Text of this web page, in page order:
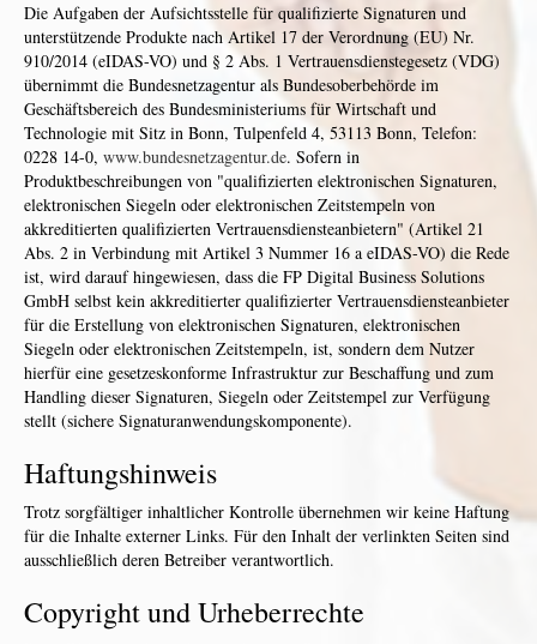
Die Aufgaben der Aufsichtsstelle für qualifizierte Signaturen und
unterstützende Produkte nach Artikel 17 der Verordnung (EU) Nr.
910/2014 (eIDAS-VO) und § 2 Abs. 1 Vertrauensdienstegesetz (VDG)
übernimmt die Bundesnetzagentur als Bundesoberbehörde im
Geschäftsbereich des Bundesministeriums für Wirtschaft und
Technologie mit Sitz in Bonn, Tulpenfeld 4, 53113 Bonn, Telefon:
0228 14-0, www.bundesnetzagentur.de. Sofern in
Produktbeschreibungen von "qualifizierten elektronischen Signaturen,
elektronischen Siegeln oder elektronischen Zeitstempeln von
akkreditierten qualifizierten Vertrauensdiensteanbietern" (Artikel 21
Abs. 2 in Verbindung mit Artikel 3 Nummer 16 a eIDAS-VO) die Rede
ist, wird darauf hingewiesen, dass die FP Digital Business Solutions
GmbH selbst kein akkreditierter qualifizierter Vertrauensdiensteanbieter
für die Erstellung von elektronischen Signaturen, elektronischen
Siegeln oder elektronischen Zeitstempeln, ist, sondern dem Nutzer
hierfür eine gesetzeskonforme Infrastruktur zur Beschaffung und zum
Handling dieser Signaturen, Siegeln oder Zeitstempel zur Verfügung
stellt (sichere Signaturanwendungskomponente).
Haftungshinweis
Trotz sorgfältiger inhaltlicher Kontrolle übernehmen wir keine Haftung
für die Inhalte externer Links. Für den Inhalt der verlinkten Seiten sind
ausschließlich deren Betreiber verantwortlich.
Copyright und Urheberrechte